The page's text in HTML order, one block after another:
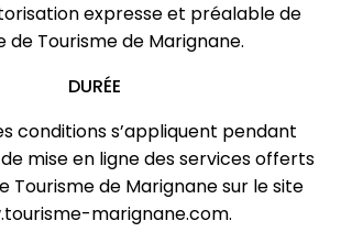
expresse et préalable de
de Tourisme de Marignane.
DURÉE
conditions s’appliquent pendant
mise en ligne des services offerts
Tourisme de Marignane sur le site
marignane.com.